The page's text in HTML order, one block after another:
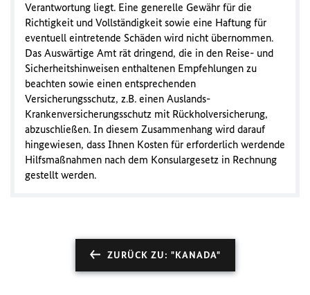
Verantwortung liegt. Eine generelle Gewähr für die
Richtigkeit und Vollständigkeit sowie eine Haftung für
eventuell eintretende Schäden wird nicht übernommen.
Das Auswärtige Amt rät dringend, die in den Reise- und
Sicherheitshinweisen enthaltenen Empfehlungen zu
beachten sowie einen entsprechenden
Versicherungsschutz, z.B. einen Auslands-
Krankenversicherungsschutz mit Rückholversicherung,
abzuschließen. In diesem Zusammenhang wird darauf
hingewiesen, dass Ihnen Kosten für erforderlich werdende
Hilfsmaßnahmen nach dem Konsulargesetz in Rechnung
gestellt werden.
ZURÜCK ZU: "KANADA"